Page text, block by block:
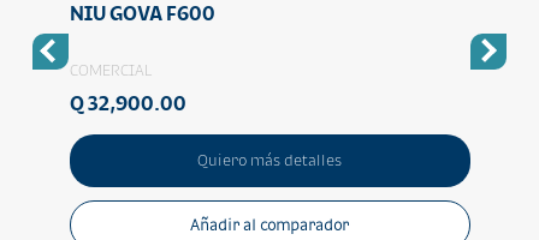
NIU GOVA F600
COMERCIAL
Q 32,900.00
Quiero más detalles
Añadir al comparador